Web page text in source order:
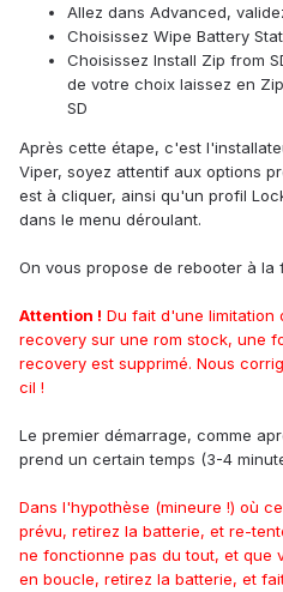
Allez dans Advanced,
Choisissez Wipe Battery
Choisissez Install Zip from
de votre choix laissez en
SD
Après cette étape, c'est
Viper, soyez attentif aux options
est à cliquer, ainsi qu'un profil
dans le menu déroulant.
On vous propose de rebooter à
Attention ! Du fait d'une limitation
recovery sur une rom stock, une
recovery est supprimé. Nous
cil !
Le premier démarrage, comme
prend un certain temps (3-4
Dans l'hypothèse (mineure !) où
prévu, retirez la batterie, et re-
ne fonctionne pas du tout, et que
en boucle, retirez la batterie, et